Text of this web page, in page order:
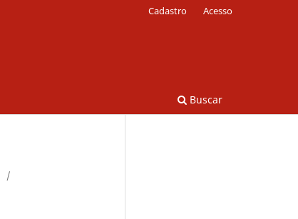
Buscar
Cadastro Acesso
/